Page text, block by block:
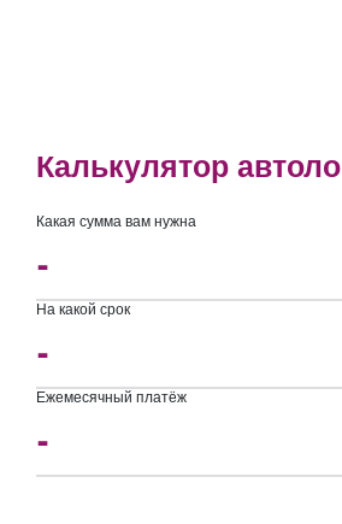
Калькулятор
Какая сумма вам нужна
На какой срок
Ежемесячный платёж